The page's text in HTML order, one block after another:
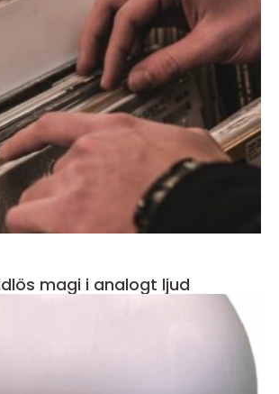
magi i analogt ljud